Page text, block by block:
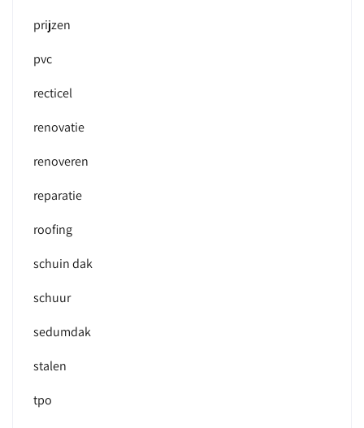
prijzen
pvc
recticel
renovatie
renoveren
reparatie
roofing
schuin dak
schuur
sedumdak
stalen
tpo